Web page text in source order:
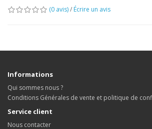
(0 avis)/ Écrire un avis
Informations
Qui sommes nous ?
Conditions Générales de vente et politique de
Service client
Nous contacter